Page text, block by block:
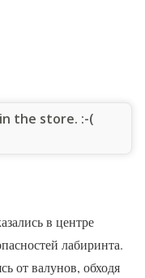
the store. :-(
в центре
лабиринта.
от валунов, обходя